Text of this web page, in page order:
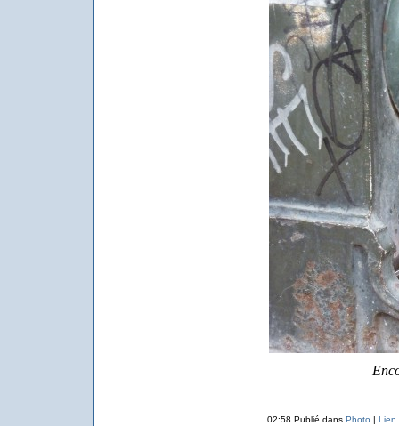
02:58 Publié dans Photo
Lien